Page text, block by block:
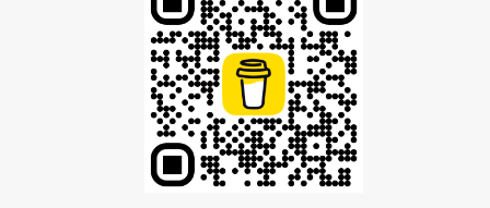
ENSEIGNEMENT ENTREPRISE
ESPAGNOL ESPERANTISTO
ESPÉRANTO ESPRIT
ÉTAT D'ESPRIT ETHNIQUE
ÉTRANGER ÉTRANGERS ÉTUDE